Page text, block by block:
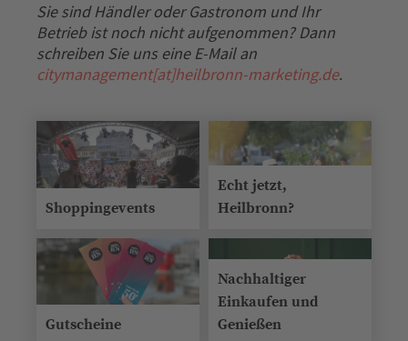
Sie sind Händler oder Gastronom und Ihr
Betrieb ist noch nicht aufgenommen? Dann
schreiben Sie uns eine E-Mail an
citymanagement[at]heilbronn-marketing.de.
Shoppingevents
Echt jetzt,
Heilbronn?
Gutscheine
Nachhaltiger
Einkaufen und
Genießen